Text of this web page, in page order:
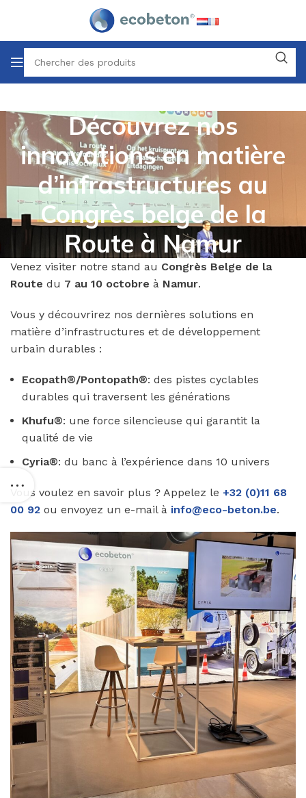
Découvrez nos
innovations en matière
d’infrastructures au
Congrès belge de la
Route à Namur
Venez visiter notre stand au Congrès Belge de la
Route du 7 au 10 octobre à Namur.
Vous y découvrirez nos dernières solutions en
matière d’infrastructures et de développement
urbain durables :
Ecopath®/Pontopath®: des pistes cyclables
durables qui traversent les générations
Khufu®: une force silencieuse qui garantit la
qualité de vie
Cyria®: du banc à l’expérience dans 10 univers
Vous voulez en savoir plus ? Appelez le +32 (0)11 68
00 92 ou envoyez un e-mail à info@eco-beton.be.